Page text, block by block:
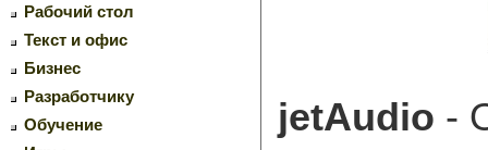
Рабочий стол
Текст и офис
Бизнес
Разработчику
Обучение
jetAudio -